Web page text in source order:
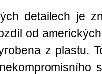
detailech je
od
z plastu.